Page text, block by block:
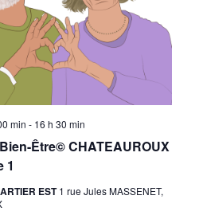
Être© CHATEAUROUX
1
min - 16 h 30 min
EST1 rue Jules MASSENET,